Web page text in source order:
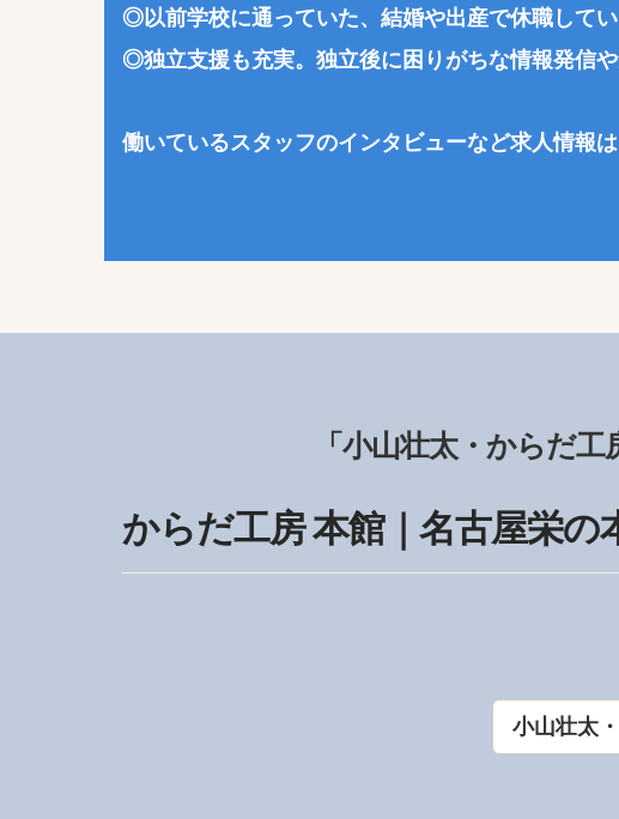
◎以前学校に通っていた、結婚や出産で休職して
◎独立支援も充実。独立後に困りがちな情報発信
働いているスタッフのインタビューなど求人情報
「小山壮太・からだ
からだ工房 本館｜名古屋栄
小山壮太